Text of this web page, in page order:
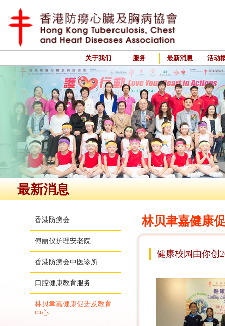
关于我们 服务 最新消息 活动
最新消息
香港防痨会
傅丽仪护理安老院
香港防痨会中医诊所
口腔健康教育服务
林贝聿嘉健康促进及教育
中心
林贝聿嘉健康
健康校园由你创